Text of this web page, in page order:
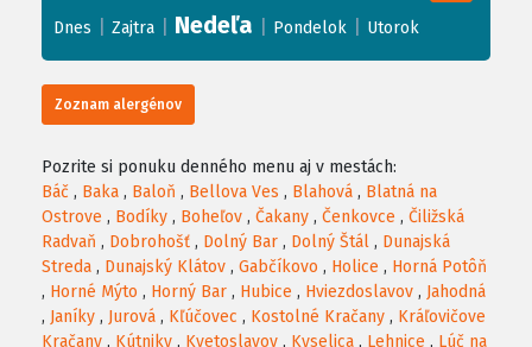
−
Dnes Zajtra Nedeľa Pondelok Utorok
Zoznam alergénov
Pozrite si ponuku denného menu aj v mestách:
Báč , Baka , Baloň , Bellova Ves , Blahová , Blatná na
Ostrove , Bodíky , Boheľov , Čakany , Čenkovce , Čiližská
Radvaň , Dobrohošť , Dolný Bar , Dolný Štál , Dunajská
Streda , Dunajský Klátov , Gabčíkovo , Holice , Horná Potôň
, Horné Mýto , Horný Bar , Hubice , Hviezdoslavov , Jahodná
, Janíky , Jurová , Kľúčovec , Kostolné Kračany , Kráľovičove
Kračany , Kútniky , Kvetoslavov , Kyselica , Lehnice , Lúč na